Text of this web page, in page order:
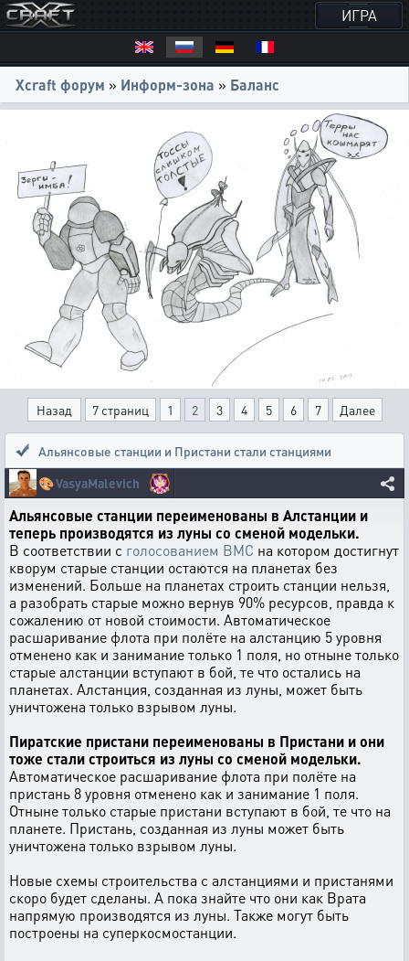
ИГРА
Xcraft форум » Информ-зона » Баланс
Назад 7 страниц 1 2 3 4 5 6 7 Далее
Альянсовые станции и Пристани стали станциями
🎨VasyaMalevich
Альянсовые станции переименованы в Алстанции и
теперь производятся из луны со сменой модельки.
В соответствии с голосованием ВМС на котором достигнут
кворум старые станции остаются на планетах без
изменений. Больше на планетах строить станции нельзя,
а разобрать старые можно вернув 90% ресурсов, правда к
сожалению от новой стоимости. Автоматическое
расшаривание флота при полёте на алстанцию 5 уровня
отменено как и занимание только 1 поля, но отныне только
старые алстанции вступают в бой, те что остались на
планетах. Алстанция, созданная из луны, может быть
уничтожена только взрывом луны.
Пиратские пристани переименованы в Пристани и они
тоже стали строиться из луны со сменой модельки.
Автоматическое расшаривание флота при полёте на
пристань 8 уровня отменено как и занимание 1 поля.
Отныне только старые пристани вступают в бой, те что на
планете. Пристань, созданная из луны может быть
уничтожена только взрывом луны.
Новые схемы строительства с алстанциями и пристанями
скоро будет сделаны. А пока знайте что они как Врата
напрямую производятся из луны. Также могут быть
построены на суперкосмостанции.